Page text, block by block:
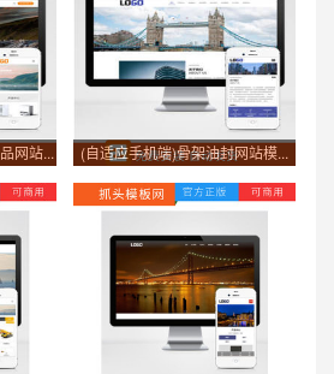
网站... (自适应手机端)骨架油封网站模...